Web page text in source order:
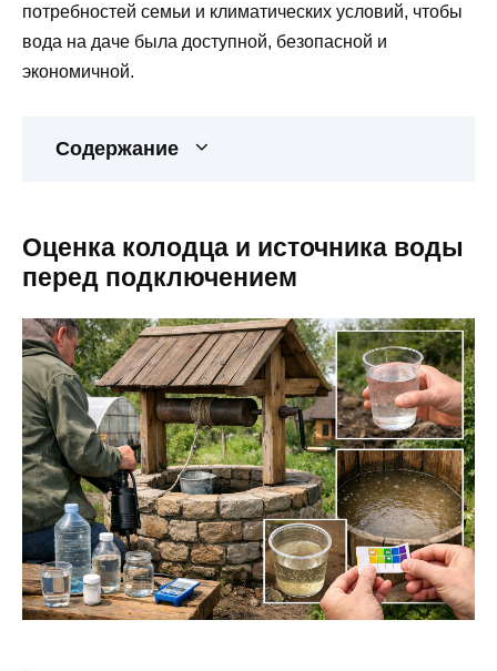
потребностей семьи и климатических условий, чтобы
вода на даче была доступной, безопасной и
экономичной.
Содержание
Оценка колодца и источника воды
перед подключением